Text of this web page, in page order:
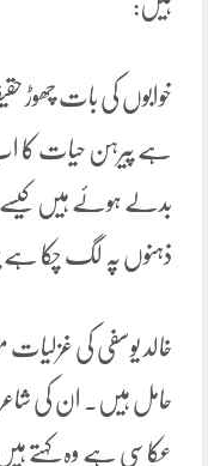
خوابوں کی بات چھوڑ
ہے پیرہن حیات کا
بدلے ہوئے ہیں
ذہنوں پہ لگ چکا ہے
خالد یوسفی کی
حامل ہیں. ان کی
عکاسی ہے وہ کہتے